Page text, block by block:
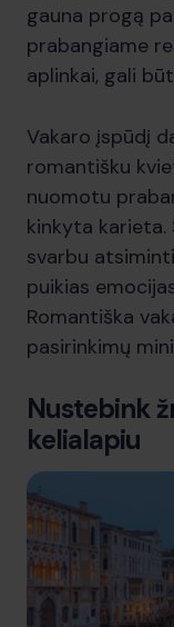
gauna progą
prabangiame
aplinkai, gali
Vakaro įspūdį
romantišku
nuomotu
kinkyta karieta.
svarbu
puikias
Romantiška
pasirinkimų
Nustebink
kelialapiu